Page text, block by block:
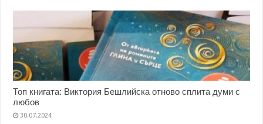
Топ книгата: Виктория Бешлийска отново сплита думи с
любов
30.07.2024